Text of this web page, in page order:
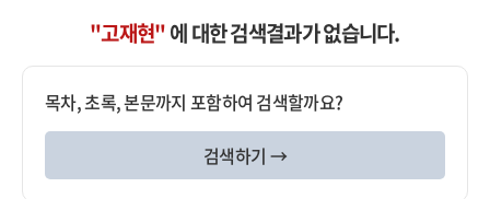
"고재현"에 대한 검색결과가 없습니다.
목차, 초록, 본문까지 포함하여 검색할까요?
검색하기 →